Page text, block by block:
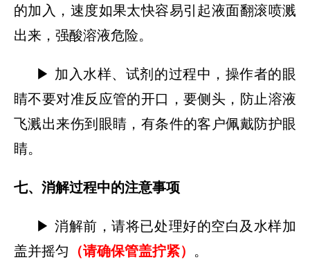
的加入，速度如果太快容易引起液面翻滚喷溅
出来，强酸溶液危险。
▶ 加入水样、试剂的过程中，操作者的眼
睛不要对准反应管的开口，要侧头，防止溶液
飞溅出来伤到眼睛，有条件的客户佩戴防护眼
睛。
七、消解过程中的注意事项
▶ 消解前，请将已处理好的空白及水样加
盖并摇匀 （请确保管盖拧紧） 。